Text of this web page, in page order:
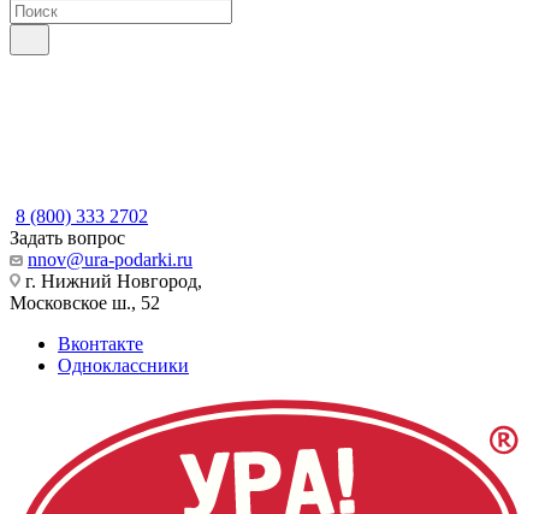
8 (800) 333 2702
Задать вопрос
nnov@ura-podarki.ru
г. Нижний Новгород,
Московское ш., 52
Вконтакте
Одноклассники